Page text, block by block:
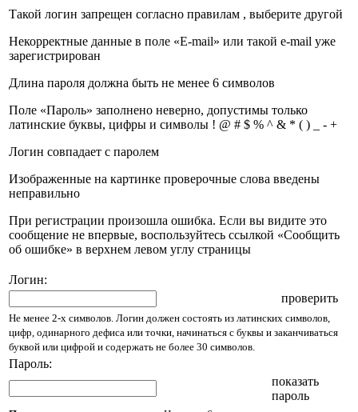
Такой логин запрещен согласно правилам , выберите другой
Некорректные данные в поле «E-mail» или такой e-mail уже
зарегистрирован
Длина пароля должна быть не менее 6 символов
Поле «Пароль» заполнено неверно, допустимы только
латинские буквы, цифры и символы ! @ # $ % ^ & * ( ) _ - +
Логин совпадает с паролем
Изображенные на картинке проверочные слова введены
неправильно
При регистрации произошла ошибка. Если вы видите это
сообщение не впервые, воспользуйтесь ссылкой «Сообщить
об ошибке» в верхнем левом углу страницы
Логин:
проверить
Не менее 2-х символов. Логин должен состоять из латинских символов,
цифр, одинарного дефиса или точки, начинаться с буквы и заканчиваться
буквой или цифрой и содержать не более 30 символов.
Пароль:
показать
пароль